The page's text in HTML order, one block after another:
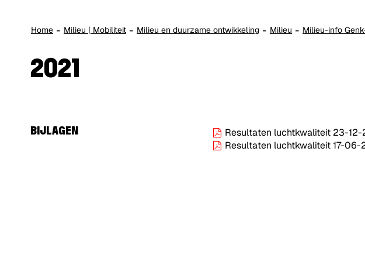
Home Milieu | Mobiliteit Milieu en duurzame ontwikkeling Milieu Milieu-info
2021
BIJLAGEN Resultaten luchtkwaliteit 23-12-
Resultaten luchtkwaliteit 17-06-